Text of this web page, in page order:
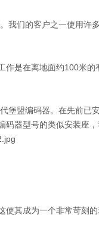
我们的客户之一使用许
作是在离地面约100米
堡盟编码器。在先前已
器型号的类似安装座
其成为一个非常苛刻